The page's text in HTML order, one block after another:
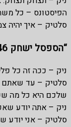
הפיסטונס – כל
סלטיק – איך יהיה
“הספסל ישחק 46 דקות, או לא בכלל”
ניק – ככה זה כל
סלטיק – עד שאתם
שלכם היא כל מה
ניק – אתה יודע
סלטיק – אני יודע